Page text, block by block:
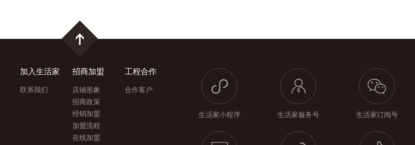
生活家小程序 生活家服务号 生活家订阅号
加入生活家
联系我们
招商加盟
店铺形象
招商政策
经销加盟
加盟流程
在线加盟
工程合作
合作客户